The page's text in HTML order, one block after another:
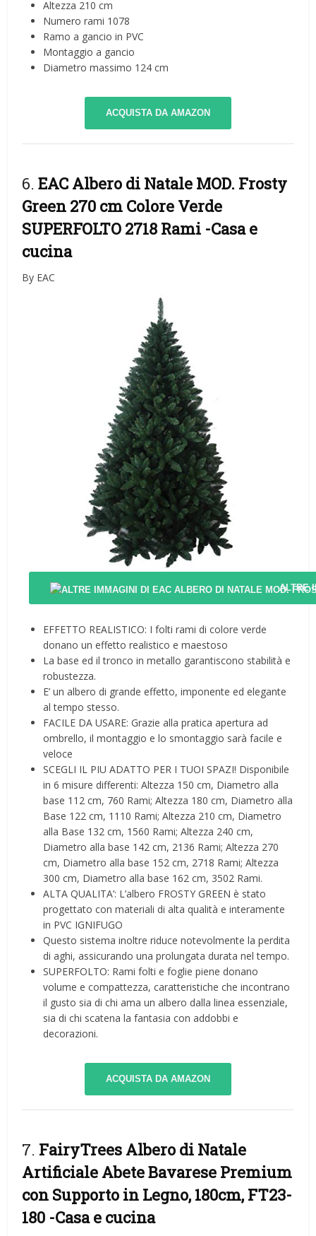
Altezza 210 cm
Numero rami 1078
Ramo a gancio in PVC
Montaggio a gancio
Diametro massimo 124 cm
ACQUISTA DA AMAZON
6.EAC Albero di Natale MOD. Frosty
Green 270 cm Colore Verde
SUPERFOLTO 2718 Rami -Casa e
cucina
By EAC
ALTRE
EFFETTO REALISTICO: I folti rami di colore verde
donano un effetto realistico e maestoso
La base ed il tronco in metallo garantiscono stabilità e
robustezza.
E’ un albero di grande effetto, imponente ed elegante
al tempo stesso.
FACILE DA USARE: Grazie alla pratica apertura ad
ombrello, il montaggio e lo smontaggio sarà facile e
veloce
SCEGLI IL PIU ADATTO PER I TUOI SPAZI! Disponibile
in 6 misure differenti: Altezza 150 cm, Diametro alla
base 112 cm, 760 Rami; Altezza 180 cm, Diametro alla
Base 122 cm, 1110 Rami; Altezza 210 cm, Diametro
alla Base 132 cm, 1560 Rami; Altezza 240 cm,
Diametro alla base 142 cm, 2136 Rami; Altezza 270
cm, Diametro alla base 152 cm, 2718 Rami; Altezza
300 cm, Diametro alla base 162 cm, 3502 Rami.
ALTA QUALITA’: L’albero FROSTY GREEN è stato
progettato con materiali di alta qualità e interamente
in PVC IGNIFUGO
Questo sistema inoltre riduce notevolmente la perdita
di aghi, assicurando una prolungata durata nel tempo.
SUPERFOLTO: Rami folti e foglie piene donano
volume e compattezza, caratteristiche che incontrano
il gusto sia di chi ama un albero dalla linea essenziale,
sia di chi scatena la fantasia con addobbi e
decorazioni.
ACQUISTA DA AMAZON
7. FairyTrees Albero di Natale
Artificiale Abete Bavarese Premium
con Supporto in Legno, 180cm, FT23-
180 -Casa e cucina